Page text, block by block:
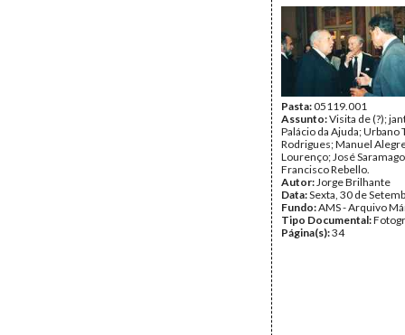
Pasta:05119.001
Assunto:Visita de (?);
Palácio da Ajuda; Urbano
Rodrigues; Manuel
Lourenço; José
Francisco Rebello.
Autor:Jorge Brilhante
Data:Sexta, 30 de
Fundo:AMS - Arquivo
Tipo Documental:
Página(s):34